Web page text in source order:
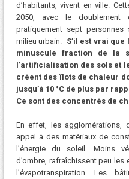
d’habitants, vivent en ville.
2050, avec le
pratiquement sept
milieu urbain. S’il est vrai
minuscule fraction de la
l’artificialisation des sols et
créent des îlots de chaleur
jusqu’à 10 °C de plus par
Ce sont des concentrés de
En effet, les agglomérations,
appel à des matériaux de
l’énergie du soleil. Moins
d’ombre, rafraîchissent peu
l’évapotranspiration. Les